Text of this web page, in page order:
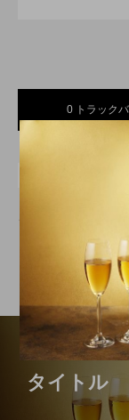
0 トラック
この記事へのトラ
タイトル